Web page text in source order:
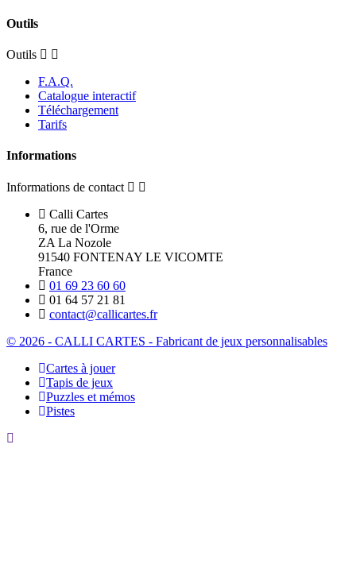
Outils
Outils
F.A.Q.
Catalogue interactif
Téléchargement
Tarifs
Informations
Informations de contact
Calli Cartes
6, rue de l'Orme
ZA La Nozole
91540 FONTENAY LE VICOMTE
France
01 69 23 60 60
01 64 57 21 81
contact@callicartes.fr
© 2026 - CALLI CARTES - Fabricant de jeux personnalisables
Cartes à jouer
Tapis de jeux
Puzzles et mémos
Pistes